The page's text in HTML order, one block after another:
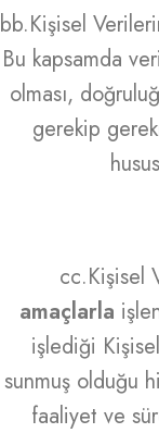
bb.Kişisel
Bu kapsamda
olması,
gerekip
cc.Kişisel
amaçlarla
işlediği
sunmuş olduğu
faaliyet ve